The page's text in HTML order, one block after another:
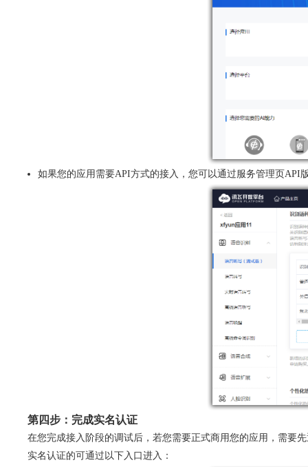
如果您的应用需要API方式的接入，您可以通过服务管理页
第四步：完成实名认证
在您完成接入阶段的调试后，若您需要正式商用您的应用，需要
实名认证的可通过以下入口进入：